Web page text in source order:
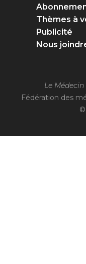
Thèmes à
Publicité
Nous
Le
Fédération des
©